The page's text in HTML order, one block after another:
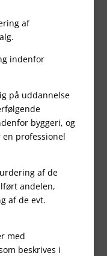
af
indenfor
på uddannelse
byggeri, og
professionel
af de
andelen,
af de evt.
med
beskrives i